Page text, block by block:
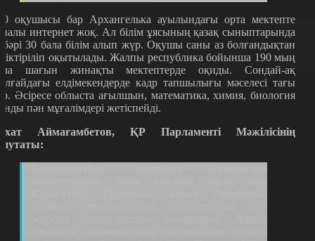
оқушысы бар Архангелька ауылындағы орта мектепте
интернет жоқ. Ал білім ұясының қазақ сыныптарында
30 бала білім алып жүр. Оқушы саны аз болғандықтан
оқытылады. Жалпы республика бойынша 190 мың
шағын жинақты мектептерде оқиды. Сондай-ақ
елдімекендерде кадр тапшылығы мәселесі тағы
Әсіресе облыста ағылшын, математика, химия, биология
пән мұғалімдері жетіспейді.
Аймағамбетов, ҚР Парламенті Мәжілісінің